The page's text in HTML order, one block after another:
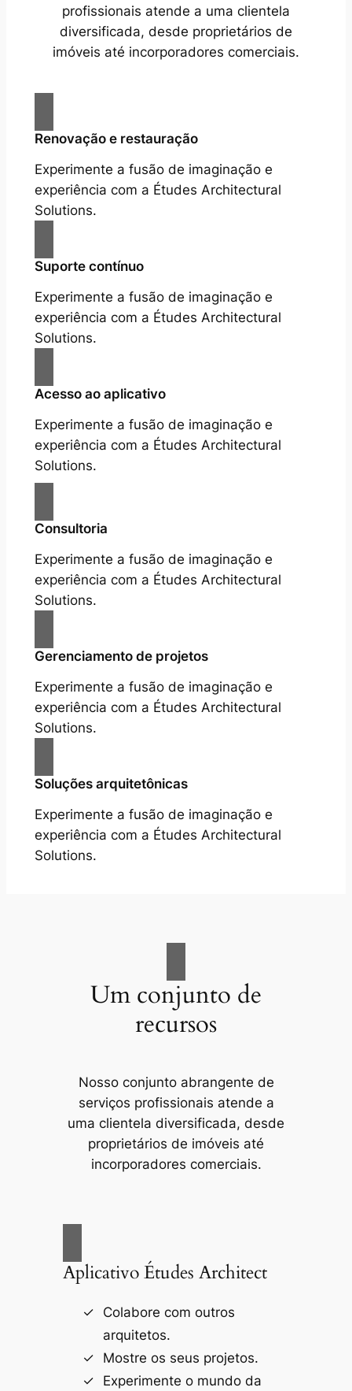
profissionais atende a uma clientela
diversificada, desde proprietários de
imóveis até incorporadores comerciais.
Renovação e restauração
Experimente a fusão de imaginação e
experiência com a Études Architectural
Solutions.
Suporte contínuo
Experimente a fusão de imaginação e
experiência com a Études Architectural
Solutions.
Acesso ao aplicativo
Experimente a fusão de imaginação e
experiência com a Études Architectural
Solutions.
Consultoria
Experimente a fusão de imaginação e
experiência com a Études Architectural
Solutions.
Gerenciamento de projetos
Experimente a fusão de imaginação e
experiência com a Études Architectural
Solutions.
Soluções arquitetônicas
Experimente a fusão de imaginação e
experiência com a Études Architectural
Solutions.
Um conjunto de
recursos
Nosso conjunto abrangente de
serviços profissionais atende a
uma clientela diversificada, desde
proprietários de imóveis até
incorporadores comerciais.
Aplicativo Études Architect
Colabore com outros
arquitetos.
Mostre os seus projetos.
Experimente o mundo da